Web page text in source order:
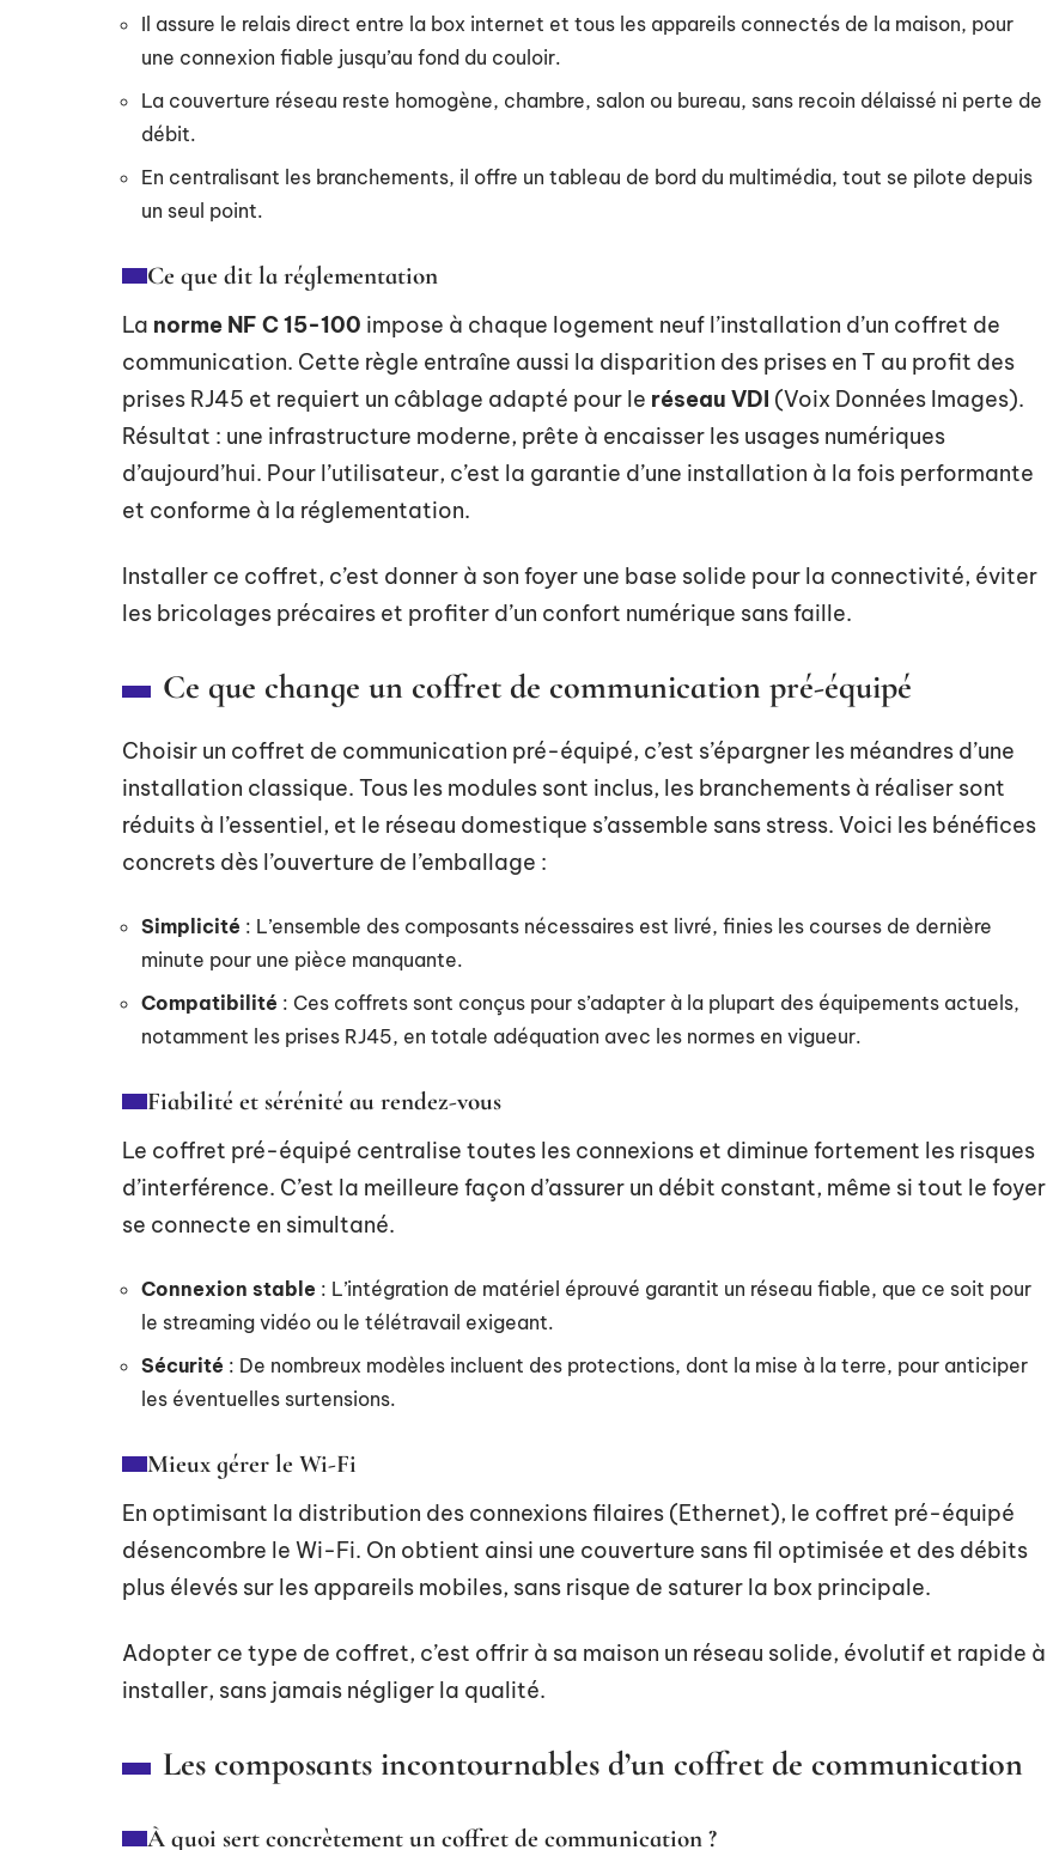
Il assure le relais direct entre la box internet et tous les appareils connectés de la maison, pour
une connexion fiable jusqu’au fond du couloir.
La couverture réseau reste homogène, chambre, salon ou bureau, sans recoin délaissé ni perte de
débit.
En centralisant les branchements, il offre un tableau de bord du multimédia, tout se pilote depuis
un seul point.
Ce que dit la réglementation
La norme NF C 15-100 impose à chaque logement neuf l’installation d’un coffret de
communication. Cette règle entraîne aussi la disparition des prises en T au profit des
prises RJ45 et requiert un câblage adapté pour le réseau VDI (Voix Données Images).
Résultat : une infrastructure moderne, prête à encaisser les usages numériques
d’aujourd’hui. Pour l’utilisateur, c’est la garantie d’une installation à la fois performante
et conforme à la réglementation.
Installer ce coffret, c’est donner à son foyer une base solide pour la connectivité, éviter
les bricolages précaires et profiter d’un confort numérique sans faille.
Ce que change un coffret de communication pré-équipé
Choisir un coffret de communication pré-équipé, c’est s’épargner les méandres d’une
installation classique. Tous les modules sont inclus, les branchements à réaliser sont
réduits à l’essentiel, et le réseau domestique s’assemble sans stress. Voici les bénéfices
concrets dès l’ouverture de l’emballage :
Simplicité : L’ensemble des composants nécessaires est livré, finies les courses de dernière
minute pour une pièce manquante.
Compatibilité : Ces coffrets sont conçus pour s’adapter à la plupart des équipements actuels,
notamment les prises RJ45, en totale adéquation avec les normes en vigueur.
Fiabilité et sérénité au rendez-vous
Le coffret pré-équipé centralise toutes les connexions et diminue fortement les risques
d’interférence. C’est la meilleure façon d’assurer un débit constant, même si tout le foyer
se connecte en simultané.
Connexion stable : L’intégration de matériel éprouvé garantit un réseau fiable, que ce soit pour
le streaming vidéo ou le télétravail exigeant.
Sécurité : De nombreux modèles incluent des protections, dont la mise à la terre, pour anticiper
les éventuelles surtensions.
Mieux gérer le Wi-Fi
En optimisant la distribution des connexions filaires (Ethernet), le coffret pré-équipé
désencombre le Wi-Fi. On obtient ainsi une couverture sans fil optimisée et des débits
plus élevés sur les appareils mobiles, sans risque de saturer la box principale.
Adopter ce type de coffret, c’est offrir à sa maison un réseau solide, évolutif et rapide à
installer, sans jamais négliger la qualité.
Les composants incontournables d’un coffret de communication
À quoi sert concrètement un coffret de communication ?